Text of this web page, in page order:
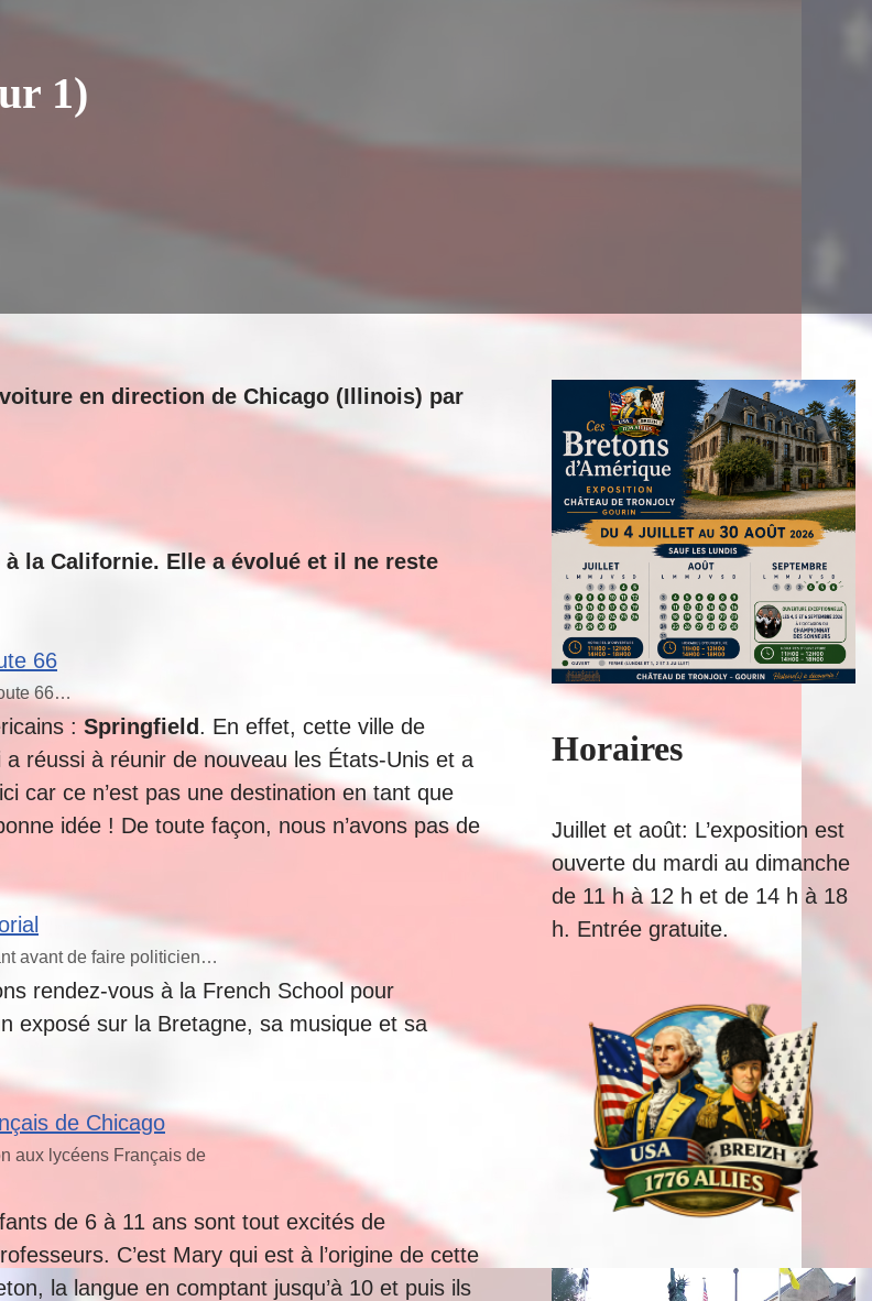
1)
en direction de Chicago (Illinois) par
la Californie. Elle a évolué et il ne reste
66…
: Springfield . En effet, cette ville de
réussi à réunir de nouveau les États-Unis et a
car ce n’est pas une destination en tant que
idée ! De toute façon, nous n’avons pas de
avant de faire politicien…
rendez-vous à la French School pour
exposé sur la Bretagne, sa musique et sa
aux lycéens Français de
de 6 à 11 ans sont tout excités de
C’est Mary qui est à l’origine de cette
la langue en comptant jusqu’à 10 et puis ils
Horaires
Juillet et août: L’exposition est
ouverte du mardi au dimanche
de 11 h à 12 h et de 14 h à 18
h. Entrée gratuite.